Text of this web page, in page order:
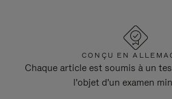
CONÇU EN
Chaque article est soumis à un
l'objet d'un examen